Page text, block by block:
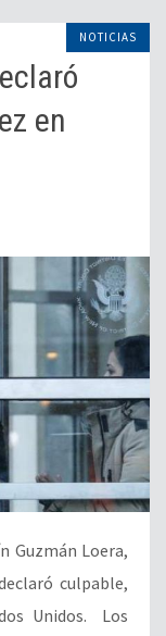
NOTICIAS
en
Guzmán Loera,
culpable,
Unidos. Los